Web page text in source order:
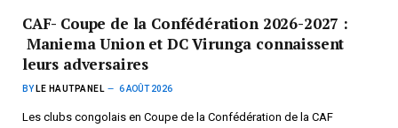
CAF- Coupe de la Confédération 2026-2027 :
Maniema Union et DC Virunga connaissent
leurs adversaires
BY LE HAUTPANEL 6 AOÛT 2026
Les clubs congolais en Coupe de la Confédération de la CAF